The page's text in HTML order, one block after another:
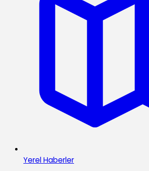
Yerel Haberler